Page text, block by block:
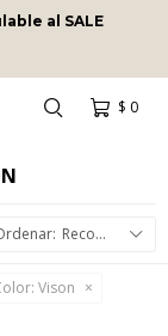
al SALE
$ 0
Recomendados
Vison